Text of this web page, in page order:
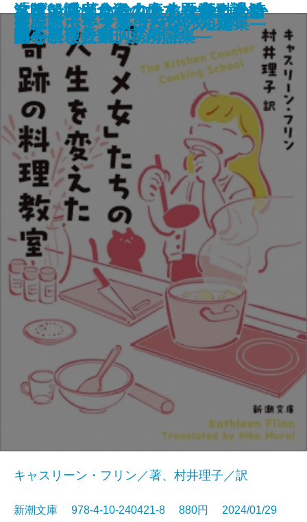
嘘があふれた世界で
巡査たちに敬礼を
希望のゆくえ
飛ぶ男
果ての海
土佐くろしお鉄道殺人事件
出版禁止 ろろるの村滞在記
TIMELESS
雷神
風神の手
「ダメ女」たちの人生を変えた奇
跡の料理教室
キャスリーン・フリン／著、村井理子／訳
新潮文庫 978-4-10-240421-8 880円 2024/01/29
屍衣にポケットはない
友喰い―鬼食役人のあやかし退治
帖―
もふもふ―犬猫まみれの短編集―
フランス革命の女たち―激動の時
代を生きた11人の物語―
沈没船博士、海の底で歴史の謎を
追う
オーバーヒート
夢に迷ってタクシーを呼んだ
アンソーシャル ディスタンス
名前で呼ばれたこともなかったか
ら―奈良少年刑務所詩集―